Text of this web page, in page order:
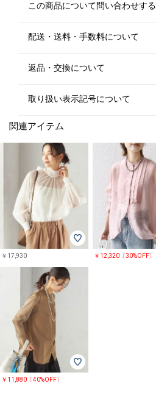
この商品について問い合わせする
配送・送料・手数料について
返品・交換について
取り扱い表示記号について
関連アイテム
￥17,930 ￥12,320〔30%OFF〕
￥11,880〔40%OFF〕